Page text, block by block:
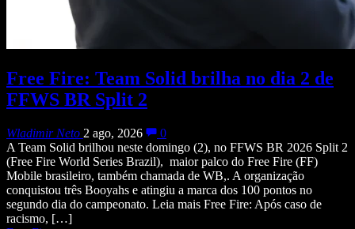
Free Fire: Team Solid brilha no dia 2 de
FFWS BR Split 2
Wladimir Neto 2 ago, 2026
0
A Team Solid brilhou neste domingo (2), no FFWS BR 2026 Split 2
(Free Fire World Series Brazil), maior palco do Free Fire (FF)
Mobile brasileiro, também chamada de WB,. A organização
conquistou três Booyahs e atingiu a marca dos 100 pontos no
segundo dia do campeonato. Leia mais Free Fire: Após caso de
racismo, […]